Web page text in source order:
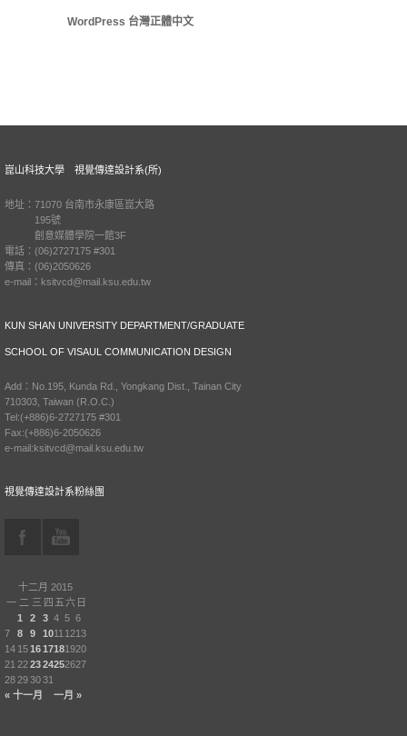
WordPress 台灣正體中文
崑山科技大學 視覺傳達設計系(所)
地址：71070 台南市永康區崑大路
195號
創意媒體學院一館3F
電話：(06)2727175 #301
傳真：(06)2050626
e-mail：ksitvcd@mail.ksu.edu.tw
KUN SHAN UNIVERSITY DEPARTMENT/GRADUATE
SCHOOL OF VISAUL COMMUNICATION DESIGN
Add：No.195, Kunda Rd., Yongkang Dist., Tainan City
710303, Taiwan (R.O.C.)
Tel:(+886)6-2727175 #301
Fax:(+886)6-2050626
e-mail:ksitvcd@mail.ksu.edu.tw
視覺傳達設計系粉絲團
十二月 2015
一 二 三 四 五六 日
« 十一月 一月 »
1 2 3 4 5 6
7
8 9 1011 1213
14 151617181920
21 222324252627
28 293031